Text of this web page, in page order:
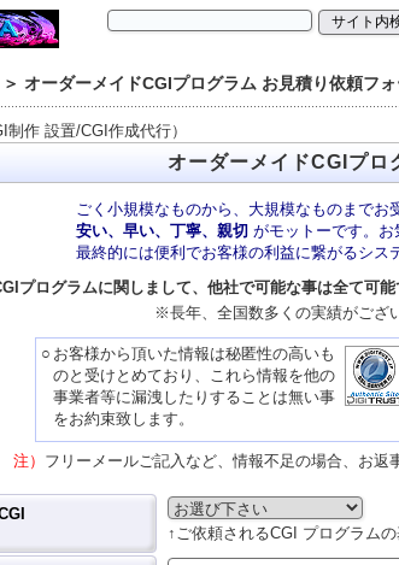
＞ オーダーメイドCGIプログラム お見積り依頼フ
制作 設置/CGI作成代行）
オーダーメイドCGIプロ
ごく小規模なものから、大規模なものまでお
安い、早い、丁寧、親切 がモットーです。お
最終的には便利でお客様の利益に繋がるシス
プログラムに関しまして、他社で可能な事は全て可
※長年、全国数多くの実績がござ
○ お客様から頂いた情報は秘匿性の高いも
のと受けとめており、これら情報を他の
事業者等に漏洩したりすることは無い事
をお約束致します。
注） フリーメールご記入など、情報不足の場合、お返
↑ご依頼されるCGI プログラム